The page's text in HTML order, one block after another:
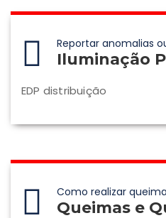
Reportar anomalias
Iluminação
EDP distribuição
Como realizar
Queimas e